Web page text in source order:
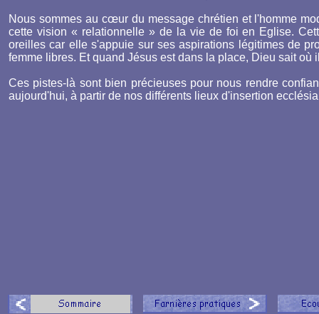
Nous sommes au cœur du message chrétien et l'homme
cette vision « relationnelle » de la vie de foi en Eglise.
oreilles car elle s'appuie sur ses aspirations légitimes de
femme libres. Et quand Jésus est dans la place, Dieu sait où
Ces pistes-là sont bien précieuses pour nous rendre
aujourd'hui, à partir de nos différents lieux d'insertion